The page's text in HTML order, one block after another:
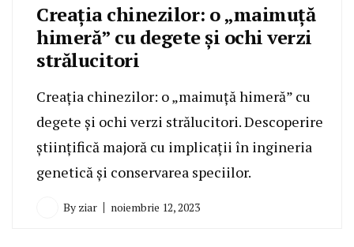
Creația chinezilor: o „maimuță
himeră” cu degete și ochi verzi
strălucitori
Creația chinezilor: o „maimuță himeră” cu
degete și ochi verzi strălucitori. Descoperire
științifică majoră cu implicații în ingineria
genetică și conservarea speciilor.
By ziar noiembrie 12, 2023